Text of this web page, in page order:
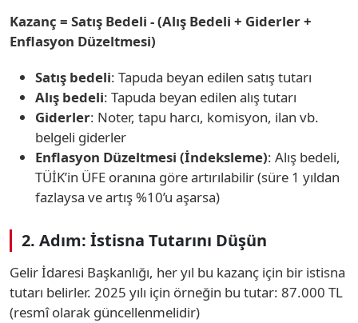
Kazanç = Satış Bedeli - (Alış Bedeli + Giderler +
Enflasyon Düzeltmesi)
Satış bedeli: Tapuda beyan edilen satış tutarı
Alış bedeli: Tapuda beyan edilen alış tutarı
Giderler: Noter, tapu harcı, komisyon, ilan vb.
belgeli giderler
Enflasyon Düzeltmesi (İndeksleme): Alış bedeli,
TÜİK’in ÜFE oranına göre artırılabilir (süre 1 yıldan
fazlaysa ve artış %10’u aşarsa)
2. Adım: İstisna Tutarını Düşün
Gelir İdaresi Başkanlığı, her yıl bu kazanç için bir istisna
tutarı belirler. 2025 yılı için örneğin bu tutar: 87.000 TL
(resmî olarak güncellenmelidir)